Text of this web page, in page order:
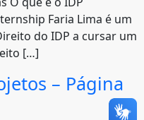
Faria Lima é um
do IDP a cursar um
[…]
– Página